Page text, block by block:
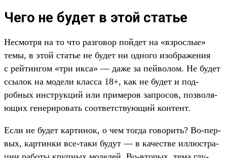
Чего не будет в этой статье
Нес­мотря на то что раз­говор пой­дет на «взрос­лые»
темы, в этой статье не будет ни одно­го изоб­ражения
с рей­тин­гом «три икса» — даже за пей­волом. Не будет
ссы­лок на модели клас­са 18+, как не будет и под­
робных инс­трук­ций или при­меров зап­росов, поз­воля­
ющих генери­ровать соот­ветс­тву­ющий кон­тент.
Ес­ли не будет кар­тинок, о чем тог­да говорить? Во‑пер­
вых, кар­тинки все‑таки будут — в качес­тве иллюс­тра­